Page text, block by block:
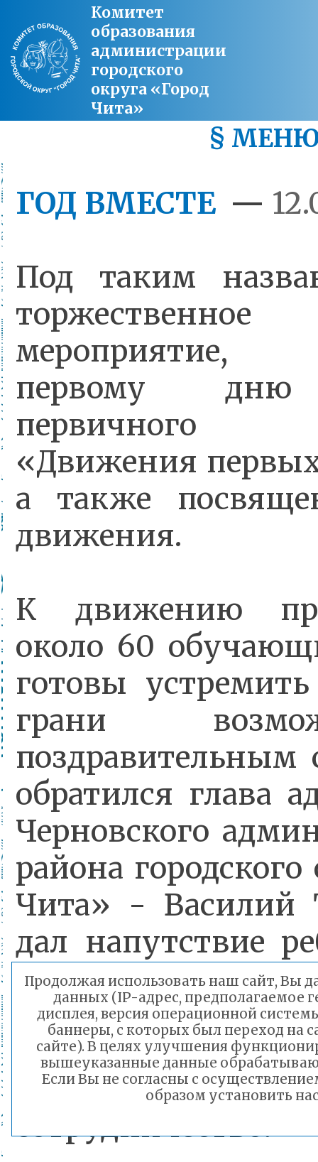
Комитет
образования
администрации
городского
округа «Город
Чита»
§
ГОД ВМЕСТЕ —
Под таким
торжественное
мероприятие,
первому дню
первичного
«Движения
а также
движения.
К движению
около 60
готовы
грани
обратился глава
Черновского
района
Чита» - Василий
дал напутствие
дальнейшей
также вручил
письмо
«Дари добро» за
сотрудничество.
Продолжая использовать наш сайт, Вы
данных (IP-адрес, предполагаемое
дисплея, версия операционной
баннеры, с которых был переход на
сайте). В целях улучшения
вышеуказанные данные
Если Вы не согласны с
образом установить